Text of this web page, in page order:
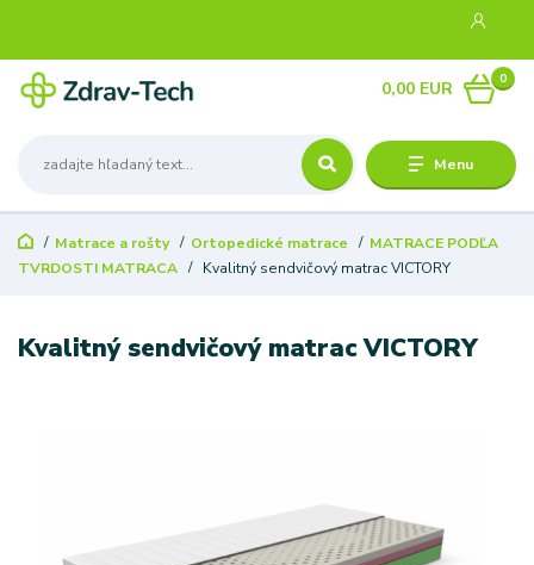
Menu
0
0,00 EUR
Matrace a rošty Ortopedické matrace
MATRACE PODĽA
TVRDOSTI MATRACA
Kvalitný sendvičový matrac VICTORY
Kvalitný sendvičový matrac VICTORY